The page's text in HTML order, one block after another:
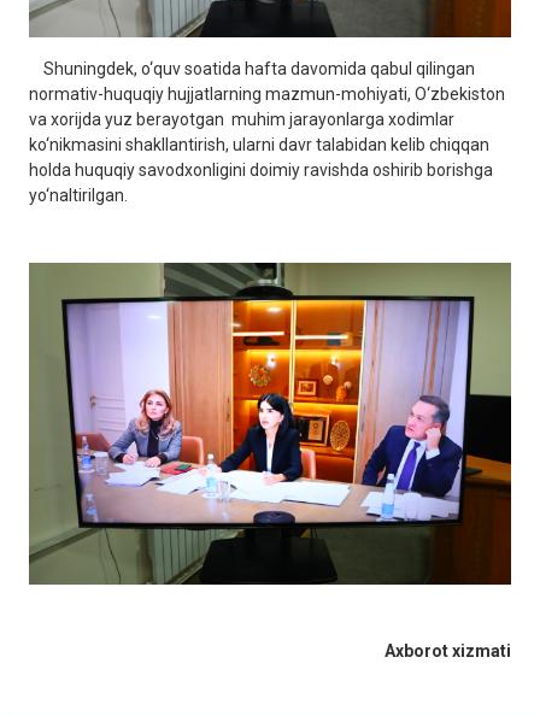
Shuningdek, o‘quv soatida hafta davomida qabul qilingan
normativ-huquqiy hujjatlarning mazmun-mohiyati, O‘zbekiston
va xorijda yuz berayotgan muhim jarayonlarga xodimlar
ko‘nikmasini shakllantirish, ularni davr talabidan kelib chiqqan
holda huquqiy savodxonligini doimiy ravishda oshirib borishga
yo‘naltirilgan.
Axborot xizmati